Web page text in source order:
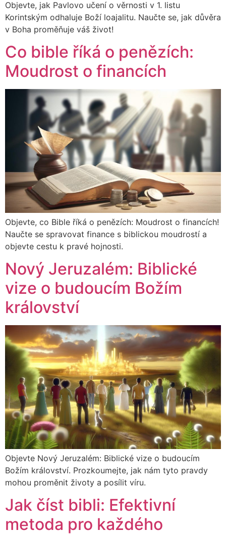
Objevte, jak Pavlovo učení o věrnosti v 1. listu
Korintským odhaluje Boží loajalitu. Naučte se, jak důvěra
v Boha proměňuje váš život!
Co bible říká o penězích:
Moudrost o financích
Objevte, co Bible říká o penězích: Moudrost o financích!
Naučte se spravovat finance s biblickou moudrostí a
objevte cestu k pravé hojnosti.
Nový Jeruzalém: Biblické
vize o budoucím Božím
království
Objevte Nový Jeruzalém: Biblické vize o budoucím
Božím království. Prozkoumejte, jak nám tyto pravdy
mohou proměnit životy a posílit víru.
Jak číst bibli: Efektivní
metoda pro každého